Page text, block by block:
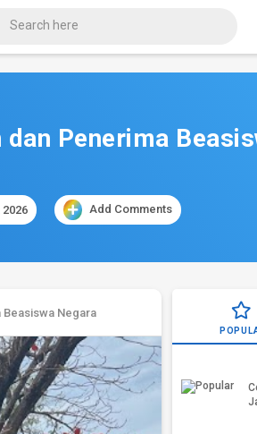
Penerima
Add Comments
Beasiswa Negara
PSK
atau